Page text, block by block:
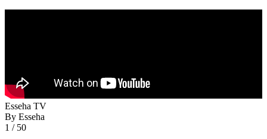
Esseha TV
By Esseha
1 / 50